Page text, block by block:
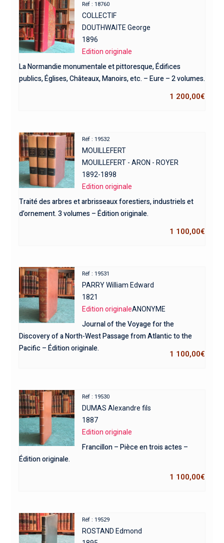
Réf : 18760
COLLECTIF
DOUTHWAITE George
1896
Edition originale
La Normandie monumentale et pittoresque, Édifices
publics, Églises, Châteaux, Manoirs, etc. – Eure – 2 volumes.
1 200,00€
Réf : 19532
MOUILLEFERT
MOUILLEFERT - ARON - ROYER
1892-1898
Edition originale
Traité des arbres et arbrisseaux forestiers, industriels et
d’ornement. 3 volumes – Édition originale.
1 100,00€
Réf : 19531
PARRY William Edward
1821
Edition originaleANONYME
Journal of the Voyage for the
Discovery of a North-West Passage from Atlantic to the
Pacific – Édition originale.
1 100,00€
Réf : 19530
DUMAS Alexandre fils
1887
Edition originale
Francillon – Pièce en trois actes –
Édition originale.
1 100,00€
Réf : 19529
ROSTAND Edmond